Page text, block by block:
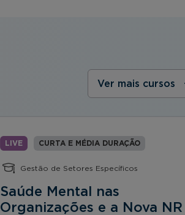
Ver mais cursos
LIVE CURTA E MÉDIA DURAÇÃO
Gestão de Setores Específicos
Saúde Mental nas
Organizações e a Nova NR